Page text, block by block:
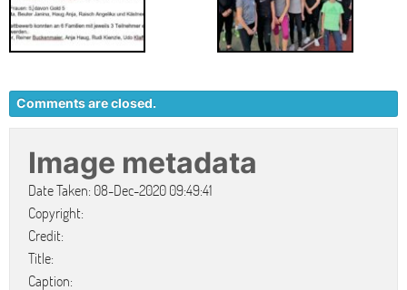
Comments are closed.
Image metadata
Date Taken: 08-Dec-2020 09:49:41
Copyright:
Credit:
Title:
Caption: